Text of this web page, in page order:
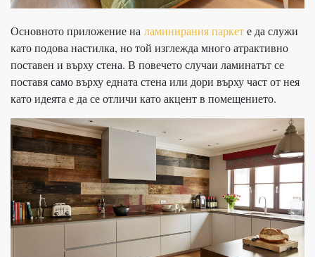
Основното приложение на ламинирания паркете да служи
като подова настилка, но той изглежда много атрактивно
поставен и върху стена. В повечето случаи ламинатът се
поставя само върху едната стена или дори върху част от нея
като идеята е да се отличи като акцент в помещението.